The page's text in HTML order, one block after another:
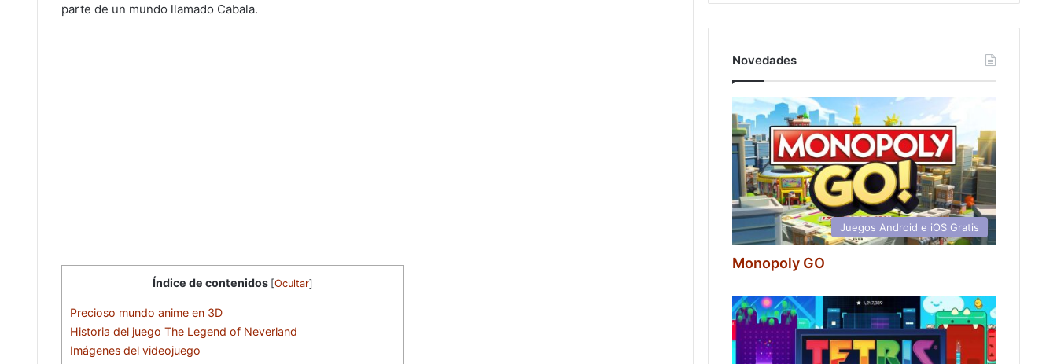
parte de un mundo llamado Cabala.
Índice de contenidos [Ocultar]
Precioso mundo anime en 3D
Historia del juego The Legend of Neverland
Imágenes del videojuego
Novedades
Juegos Android e iOS Gratis
Monopoly GO